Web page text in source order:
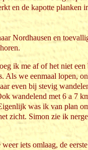
en de kapotte planken
Nordhausen en
ik me af of het niet een
Als we eenmaal
even bij stevig
wandelend met 6 a 7
was ik van plan
zicht. Simon zie ik
iets omlaag, de